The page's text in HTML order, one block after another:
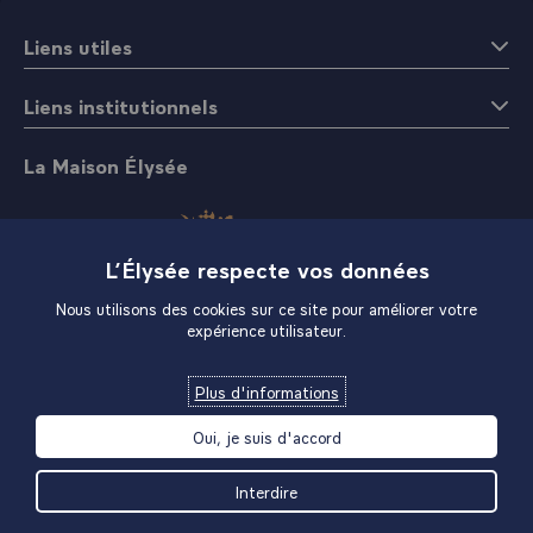
Liens utiles
Liens institutionnels
La Maison Élysée
L’Élysée respecte vos données
Nous utilisons des cookies sur ce site pour améliorer votre
expérience utilisateur.
Plus d'informations
Oui, je suis d'accord
Interdire